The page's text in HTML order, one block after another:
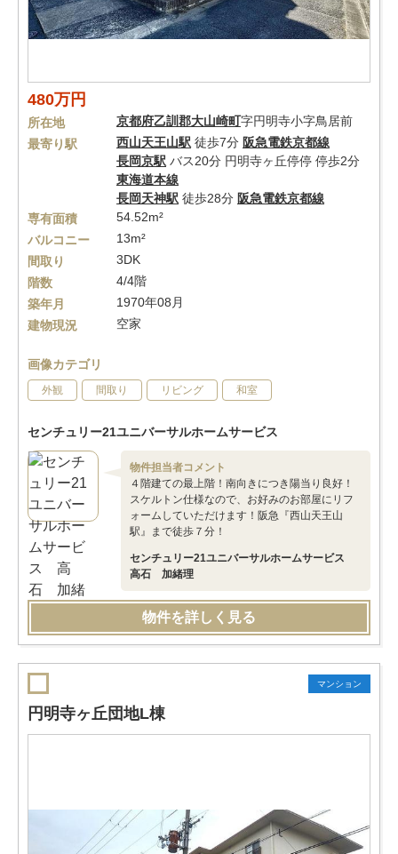
480万円
所在地 京都府乙訓郡大山崎町字円明寺小字鳥居前
最寄り駅
西山天王山駅 徒歩7分 阪急電鉄京都線
長岡京駅 バス20分 円明寺ヶ丘停停 停歩2分
東海道本線
長岡天神駅 徒歩28分 阪急電鉄京都線
専有面積
54.52m²
バルコニー
13m²
間取り
3DK
階数
4/4階
築年月
1970年08月
建物現況
空家
画像カテゴリ
外観 間取り リビング 和室
センチュリー21ユニバーサルホームサービス
物件担当者コメント
４階建ての最上階！南向きにつき陽当り良好！
スケルトン仕様なので、お好みのお部屋にリフ
ォームしていただけます！阪急『西山天王山
駅』まで徒歩７分！
センチュリー21ユニバーサルホームサービス
高石 加緒理
物件を詳しく見る
マンション
円明寺ヶ丘団地L棟